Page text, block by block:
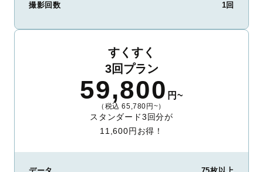
撮影回数
1回
すくすく
3回プラン
59,800 円~
（税込 65,780円~）
スタンダード3回分が
11,600円お得！